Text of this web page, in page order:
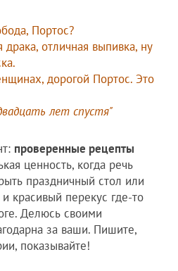
Портос?
отличная выпивка, ну
дорогой Портос. Это
лет спустя"
проверенные рецепты
ценность, когда речь
праздничный стол или
красивый перекус где-то
Делюсь своими
за ваши. Пишите,
показывайте!